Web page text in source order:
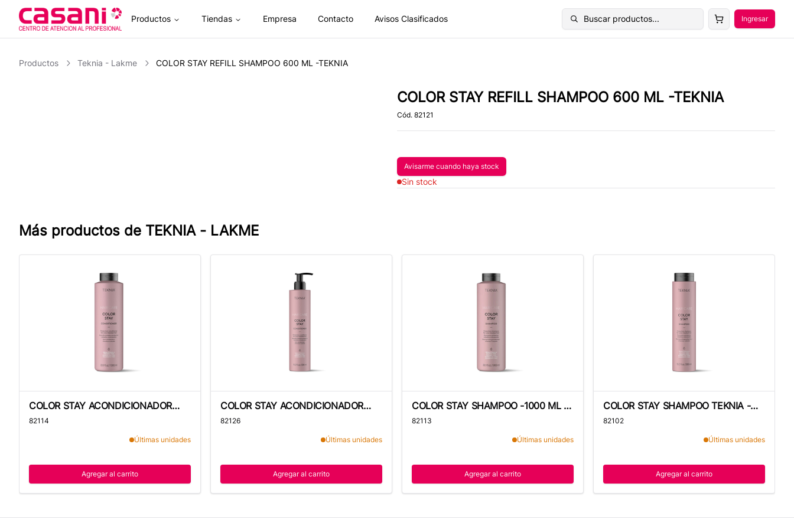
Inicio
Productos Tiendas Empresa Contacto Avisos Clasificados Buscar productos...
Buscar productos Ingresar
Productos Teknia - Lakme COLOR STAY REFILL SHAMPOO 600 ML -TEKNIA
COLOR STAY REFILL SHAMPOO 600 ML -TEKNIA
Cód. 82121
Avisarme cuando haya stock
Avisame si vuelve
Sin stock
Más productos de TEKNIA - LAKME
COLOR STAY ACONDICIONADOR
82114
Últimas unidades
Agregar al carrito
COLOR STAY ACONDICIONADOR
82126
Últimas unidades
Agregar al carrito
COLOR STAY SHAMPOO -1000 ML -
82113
Últimas unidades
Agregar al carrito
COLOR STAY SHAMPOO TEKNIA -
82102
Últimas unidades
Agregar al carrito